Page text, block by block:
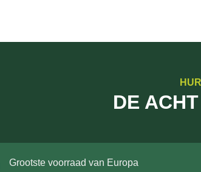
DE
Grootste voorraad van Europa